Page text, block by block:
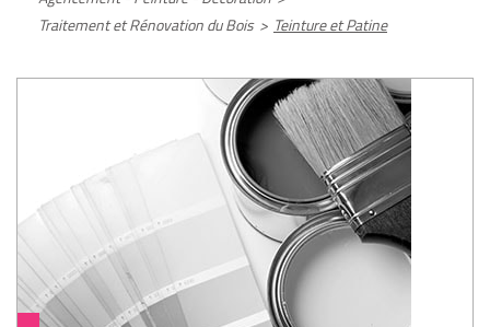
Traitement et Rénovation du Bois > Teinture et Patine